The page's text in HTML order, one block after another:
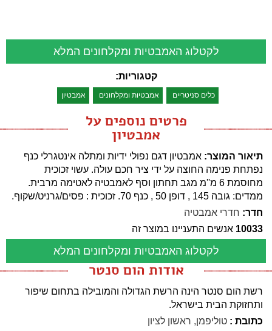
לקטלוג האמבטיות ומקלחונים המלא
קטגוריות:
כלים סניטריים אמבטיות ומקלחונים אמבטיון
פרטים נוספים על
אמבטיון
תיאור המוצר: אמבטיון דגם נפולי ידיות ומתלה אינטגרלי כנף
נפתחת פנימה החוצה על ידי ציר חכם עולה. עשוי זכוכית
מחוסמת 6 מ''מ מגב תחתון וסף לאמבטיה לאטימה מרבית.
ממדים: גובה 145 , דופן 50 , כנף 70. זכוכית : פסים/גרניט/שקוף.
חדר: חדרי אמבטיה
10033 אנשים התעניינו במוצר זה
לקטלוג האמבטיות ומקלחונים המלא
אודות הום סנטר
רשת הום סנטר הינה הרשת הגדולה והמובילה בתחום שיפור
ותחזוקת הבית בישראל.
כתובת : טוליפמן, ראשון לציון